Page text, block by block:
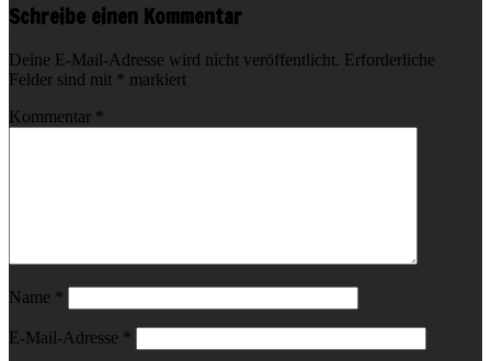
Schreibe einen Kommentar
Deine E-Mail-Adresse wird nicht veröffentlicht. Erforderliche
Felder sind mit * markiert
Kommentar *
Name *
E-Mail-Adresse *